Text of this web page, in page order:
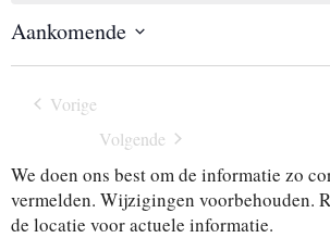
i
h
Aankomende
e
e
e
Vorige
Volgende
We doen ons best om de informatie zo
vermelden. Wijzigingen voorbehouden.
de locatie voor actuele informatie.